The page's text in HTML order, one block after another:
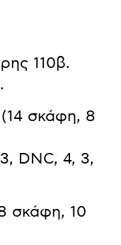
110β.
σκάφη, 8
DNC, 4, 3,
σκάφη, 10